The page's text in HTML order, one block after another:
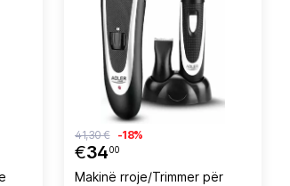
€3400
41,30 € -18%
Makinë rroje/Trimmer për